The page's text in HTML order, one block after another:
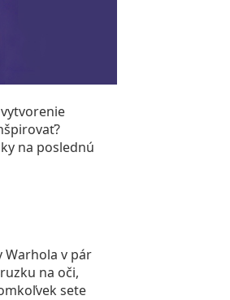
na poslednú
Warhola v pár
na oči,
sete